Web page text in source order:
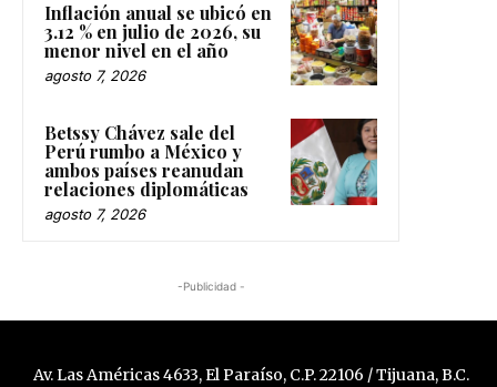
Inflación anual se ubicó en
3.12 % en julio de 2026, su
menor nivel en el año
agosto 7, 2026
Betssy Chávez sale del
Perú rumbo a México y
ambos países reanudan
relaciones diplomáticas
agosto 7, 2026
-Publicidad -
Av. Las Américas 4633, El Paraíso, C.P. 22106 / Tijuana, B.C.